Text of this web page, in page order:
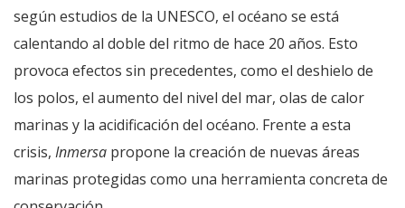
según estudios de la UNESCO, el océano se está
calentando al doble del ritmo de hace 20 años. Esto
provoca efectos sin precedentes, como el deshielo de
los polos, el aumento del nivel del mar, olas de calor
marinas y la acidificación del océano. Frente a esta
crisis, Inmersa propone la creación de nuevas áreas
marinas protegidas como una herramienta concreta de